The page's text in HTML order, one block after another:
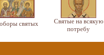
святых
Святые на всякую
потребу